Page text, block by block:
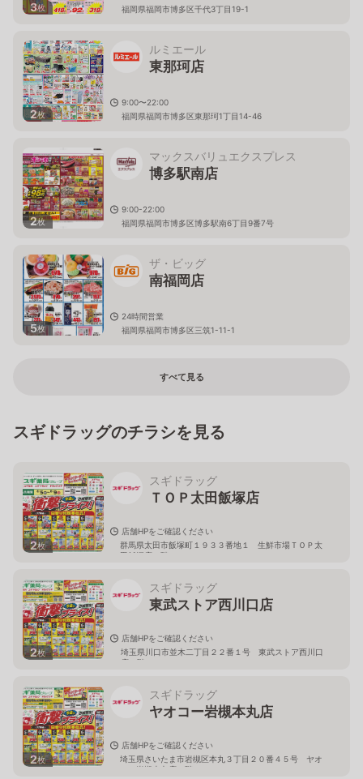
3枚 福岡県福岡市博多区千代3丁目19-1
2枚
ルミエール
東那珂店
9:00〜22:00
福岡県福岡市博多区東那珂1丁目14-46
2枚
マックスバリュエクスプレス
博多駅南店
9:00-22:00
福岡県福岡市博多区博多駅南6丁目9番7号
5枚
ザ・ビッグ
南福岡店
24時間営業
福岡県福岡市博多区三筑1-11-1
すべて見る
スギドラッグのチラシを見る
2枚
スギドラッグ
ＴＯＰ太田飯塚店
店舗HPをご確認ください
群馬県太田市飯塚町１９３３番地１ 生鮮市場ＴＯＰ太
田飯塚店１階
2枚
スギドラッグ
東武ストア西川口店
店舗HPをご確認ください
埼玉県川口市並木二丁目２２番１号 東武ストア西川口
店２階
2枚
スギドラッグ
ヤオコー岩槻本丸店
店舗HPをご確認ください
埼玉県さいたま市岩槻区本丸３丁目２０番４５号 ヤオ
コー岩槻本丸店２階